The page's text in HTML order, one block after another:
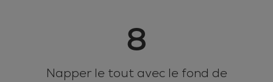
8
Napper le tout avec le fond de